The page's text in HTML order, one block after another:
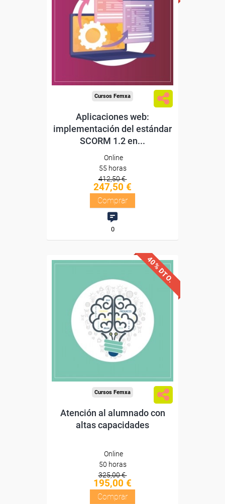
Sin requisitos de acceso
Diploma
Cursos Femxa
Aplicaciones web:
implementación del estándar
SCORM 1.2 en...
Online
55 horas
412,50 €
247,50 €
Comprar
0
40% DTO.
Descuentos especiales
Sin requisitos de acceso
Diploma
Cursos Femxa
Atención al alumnado con
altas capacidades
Online
50 horas
325,00 €
195,00 €
Comprar